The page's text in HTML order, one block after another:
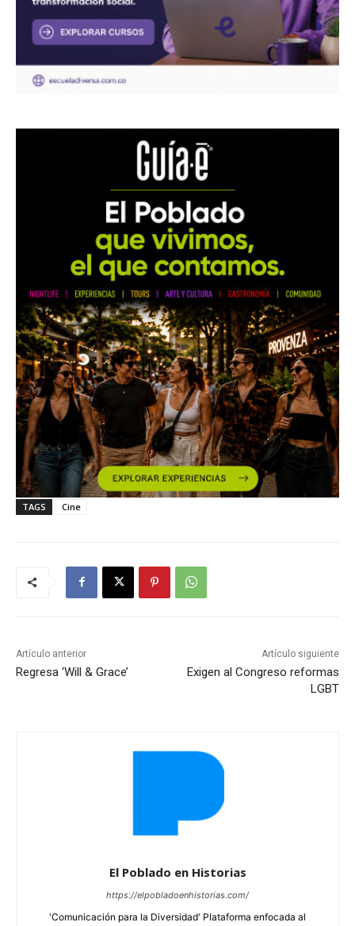
TAGS Cine
Artículo anterior
Regresa ‘Will & Grace’
Artículo siguiente
Exigen al Congreso reformas
LGBT
El Poblado en Historias
https://elpobladoenhistorias.com/
'Comunicación para la Diversidad' Plataforma enfocada al